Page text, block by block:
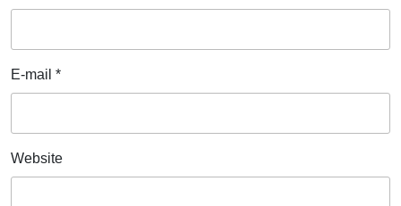
E-mail *
Website